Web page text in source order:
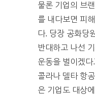
물론 기업의 브
를 내다보면 피
다. 당장 공화당
반대하고 나선
운동을 벌이겠
콜라나 델타 항
은 기업도 대상